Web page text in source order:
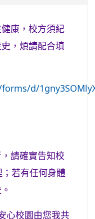
康，校方須紀
，煩請配合填
d/
請確實告知校
若有任何身體
心校園由您我共